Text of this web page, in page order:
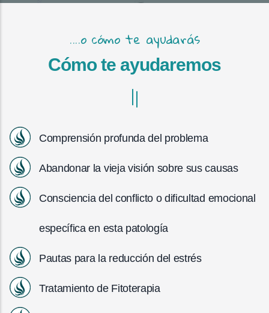
....o cómo te ayudarás
Cómo te ayudaremos
Comprensión profunda del problema
Abandonar la vieja visión sobre sus causas
Consciencia del conflicto o dificultad emocional
específica en esta patología
Pautas para la reducción del estrés
Tratamiento de Fitoterapia